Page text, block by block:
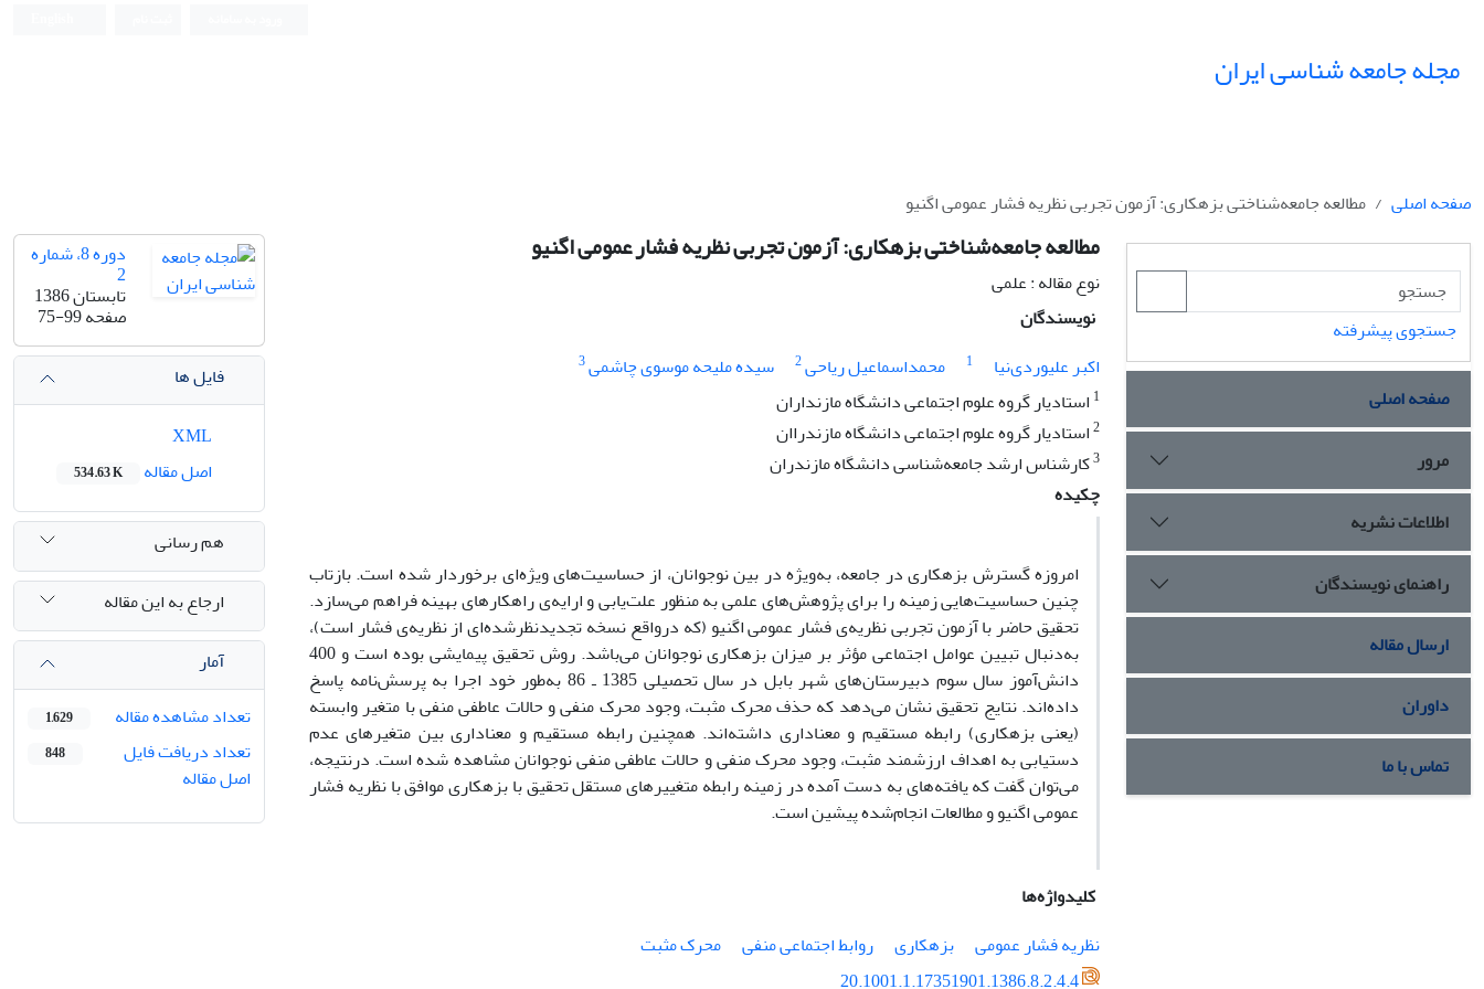
مجله جامعه شناسی ایران
صفحه اصلی مطالعه جامعه‌شناختی بزهکاری: آزمون تجربی نظریه فشار عمومی اگنیو
مطالعه جامعه‌شناختی بزهکاری: آزمون تجربی نظریه فشار عمومی اگنیو
نوع مقاله : علمی
نویسندگان
اکبر علیوردی‌نیا
1 محمداسماعیل ریاحی2 سیده ملیحه موسوی چاشمی3
1 استادیار گروه علوم اجتماعی دانشگاه مازنداران
2استادیار گروه علوم اجتماعی دانشگاه مازندراان
3کارشناس ارشد جامعه‌شناسی دانشگاه مازندران
چکیده
امروزه گسترش بزهکاری در جامعه، به‌ویژه در بین نوجوانان، از حساسیت‌های ویژه‌ای برخوردار شده است. بازتاب
چنین حساسیت‌هایی زمینه را برای پژوهش‌های علمی به منظور علت‌یابی و ارایه‌ی راهکارهای بهینه فراهم می‌سازد.
تحقیق حاضر با آزمون تجربی نظریه‌ی فشار عمومی اگنیو (که درواقع نسخه تجدیدنظرشده‌ای از نظریه‌ی فشار است)،
به‌دنبال تبیین عوامل اجتماعی مؤثر بر میزان بزهکاری نوجوانان می‌باشد. روش تحقیق پیمایشی بوده است و 400
دانش‌آموز سال سوم دبیرستان‌های شهر بابل در سال تحصیلی 1385 ـ 86 به‌طور خود اجرا به پرسش‌نامه پاسخ
داده‌اند. نتایج تحقیق نشان می‌دهد که حذف محرک مثبت، وجود محرک منفی و حالات عاطفی منفی با متغیر وابسته
(یعنی بزهکاری) رابطه مستقیم و معناداری داشته‌اند. همچنین رابطه مستقیم و معناداری بین متغیرهای عدم
دستیابی به اهداف ارزشمند مثبت، وجود محرک منفی و حالات عاطفی منفی نوجوانان مشاهده شده است. درنتیجه،
می‌توان گفت که یافته‌های به دست آمده در زمینه رابطه متغییرهای مستقل تحقیق با بزهکاری موافق با نظریه فشار
عمومی اگنیو و مطالعات انجام‌شده پیشین است.
کلیدواژه‌ها
نظریه فشار عمومی
بزهکاری روابط اجتماعی منفی
محرک مثبت
20.1001.1.17351901.1386.8.2.4.4
دوره 8، شماره
2
تابستان 1386
صفحه75-99
فایل ها
اصل مقاله
534.63 K
هم رسانی
ارجاع به این مقاله
آمار
تعداد مشاهده مقاله
1,629
تعداد دریافت فایل
اصل مقاله
848
جستجوی پیشرفته
صفحه اصلی
مرور
اطلاعات نشریه
راهنمای نویسندگان
ارسال مقاله
داوران
تماس با ما